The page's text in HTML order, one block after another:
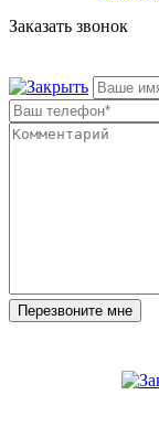
Заказать звонок